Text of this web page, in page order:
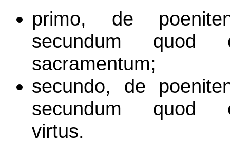
primo, de
secundum quod
sacramentum;
secundo, de
secundum quod
virtus.